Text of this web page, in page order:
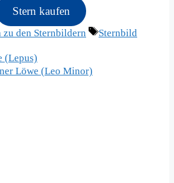
Stern kaufen
den Sternbildern Schlagwörter
Sternbild
(Lepus)
Löwe (Leo Minor)